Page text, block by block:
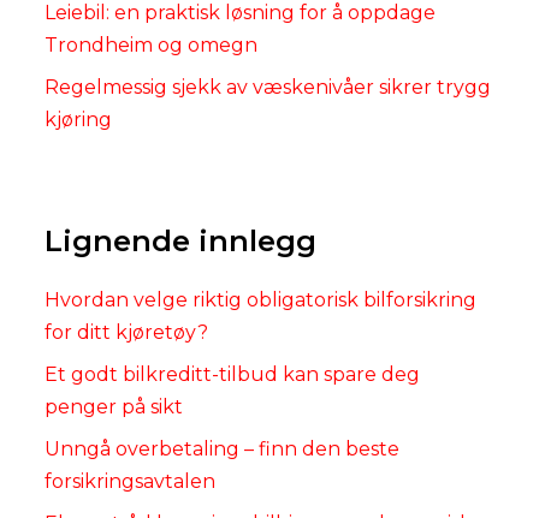
Leiebil: en praktisk løsning for å oppdage
Trondheim og omegn
Regelmessig sjekk av væskenivåer sikrer trygg
kjøring
Lignende innlegg
Hvordan velge riktig obligatorisk bilforsikring
for ditt kjøretøy?
Et godt bilkreditt-tilbud kan spare deg
penger på sikt
Unngå overbetaling – finn den beste
forsikringsavtalen